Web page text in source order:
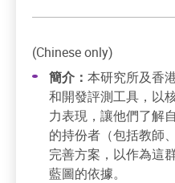
(Chinese only)
簡介： 本研究所及香
和開發評測工具，以
力表現，讓他們了解
的持份者（包括教師
完善方案，以作為這
藍圖的依據。